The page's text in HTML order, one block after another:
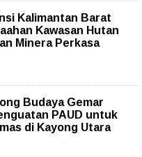
Kalimantan Barat
Kawasan Hutan
Minera Perkasa
Budaya Gemar
PAUD untuk
di Kayong Utara